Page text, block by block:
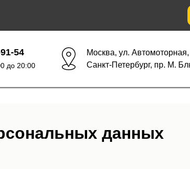
54
до 20:00
Москва, ул.
Санкт-Петербург, пр. М.
данных